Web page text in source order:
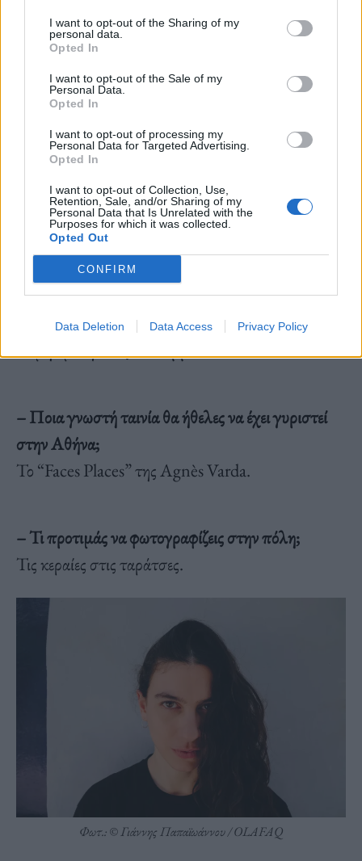
I want to opt-out of the Sharing of my
personal data.
Opted In
I want to opt-out of the Sale of my
Personal Data.
Opted In
I want to opt-out of processing my
Personal Data for Targeted Advertising.
Opted In
I want to opt-out of Collection, Use,
Retention, Sale, and/or Sharing of my
Personal Data that Is Unrelated with the
Purposes for which it was collected.
Opted Out
CONFIRM
Data Deletion Data Access Privacy Policy
– Ένα σημείο της Αθήνας που σε χτύπησε ο
έρωτας κεραυνοβόλα;
Στην Εμμανουήλ Μπενάκη.
– Ποιο είναι αυτό το στοιχείο που κάνει απλό έναν
Όλοι περίπλοκοι, νομίζω, είμαστε.
– Ποιον στίχο τραγουδιού θα έκανες γκράφιτι σε
έναν τοίχο;
«Τις άλλες μέρες το καταλαβαίνω μα πως μπορείς
να μην με αγαπάς τα Σάββατα».
– Ποια γνωστή ταινία θα ήθελες να έχει γυριστεί
στην Αθήνα;
Το “Faces Places” της Agnès Varda.
– Τι προτιμάς να φωτογραφίζεις στην πόλη;
Τις κεραίες στις ταράτσες.
Φωτ.: © Γιάννης Παπαϊωάννου / OLAFAQ